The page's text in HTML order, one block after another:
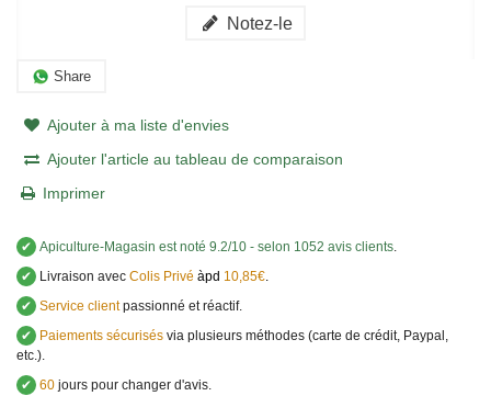
Notez-le
Share
Ajouter à ma liste d'envies
Ajouter l'article au tableau de comparaison
Imprimer
✔ Apiculture-Magasin est noté 9.2/10 - selon 1052 avis clients.
✔
Livraison avec Colis Privé àpd 10,85€.
✔ Service clientpassionné et réactif.
✔
Paiements sécurisés via plusieurs méthodes (carte de crédit, Paypal,
etc.).
✔ 60 jours pour changer d'avis.